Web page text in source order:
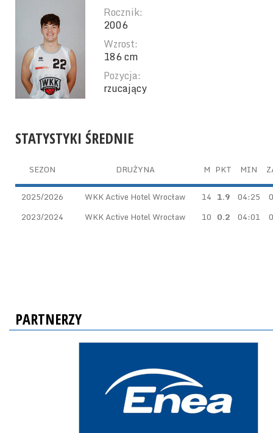
Rocznik:
2006
Wzrost:
186 cm
Pozycja:
rzucający
STATYSTYKI ŚREDNIE
SEZON DRUŻYNA M PKT MIN
2025/2026 WKK Active Hotel Wrocław 14 1.9 04:25
2023/2024
WKK Active Hotel Wrocław 10 0.2 04:01
PARTNERZY